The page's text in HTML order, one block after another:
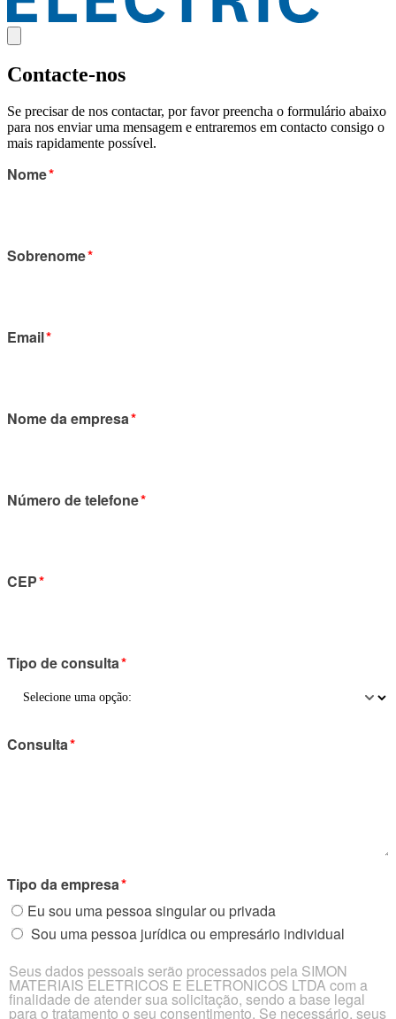
Contacte-nos
Se precisar de nos contactar, por favor preencha o formulário abaixo
para nos enviar uma mensagem e entraremos em contacto consigo o
mais rapidamente possível.
Nome*
Sobrenome*
Email*
Nome da empresa*
Número de telefone*
CEP*
Tipo de consulta*
Consulta*
Tipo da empresa*
Eu sou uma pessoa singular ou privada
Sou uma pessoa jurídica ou empresário individual
Seus dados pessoais serão processados pela SIMON
MATERIAIS ELETRICOS E ELETRONICOS LTDA com a
finalidade de atender sua solicitação, sendo a base legal
para o tratamento o seu consentimento. Se necessário, seus